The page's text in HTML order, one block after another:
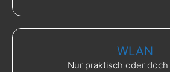
WLAN
Nur praktisch oder doch